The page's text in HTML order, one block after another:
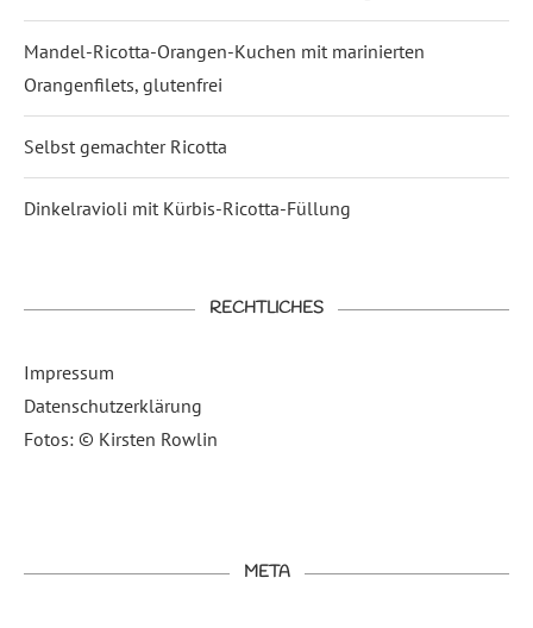
Mandel-Ricotta-Orangen-Kuchen mit marinierten
Orangenfilets, glutenfrei
Selbst gemachter Ricotta
Dinkelravioli mit Kürbis-Ricotta-Füllung
RECHTLICHES
Impressum
Datenschutzerklärung
Fotos: © Kirsten Rowlin
META